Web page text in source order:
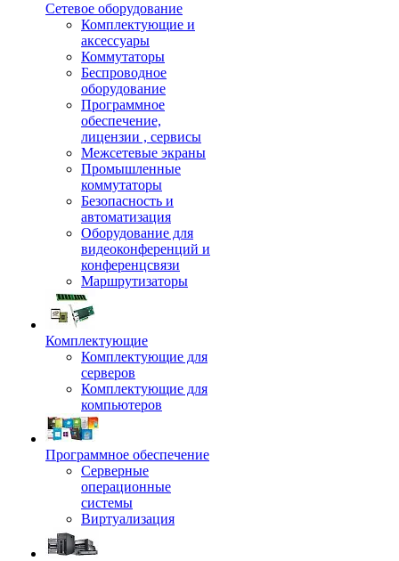
Сетевое оборудование
Комплектующие и
аксессуары
Коммутаторы
Беспроводное
оборудование
Программное
обеспечение,
лицензии , сервисы
Межсетевые экраны
Промышленные
коммутаторы
Безопасность и
автоматизация
Оборудование для
видеоконференций и
конференцсвязи
Маршрутизаторы
Комплектующие
Комплектующие для
серверов
Комплектующие для
компьютеров
Программное обеспечение
Серверные
операционные
системы
Виртуализация